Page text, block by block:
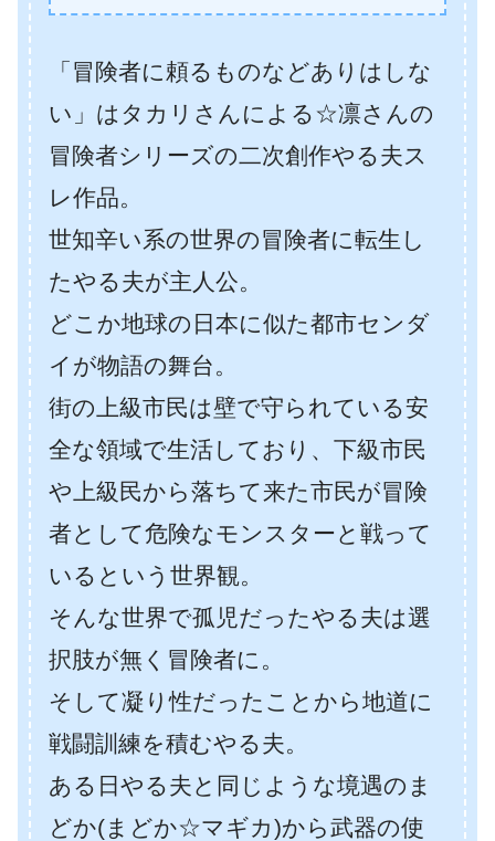
「冒険者に頼るものなどありはしな
い」はタカリさんによる☆凛さんの
冒険者シリーズの二次創作やる夫ス
レ作品。
世知辛い系の世界の冒険者に転生し
たやる夫が主人公。
どこか地球の日本に似た都市センダ
イが物語の舞台。
街の上級市民は壁で守られている安
全な領域で生活しており、下級市民
や上級民から落ちて来た市民が冒険
者として危険なモンスターと戦って
いるという世界観。
そんな世界で孤児だったやる夫は選
択肢が無く冒険者に。
そして凝り性だったことから地道に
戦闘訓練を積むやる夫。
ある日やる夫と同じような境遇のま
どか(まどか☆マギカ)から武器の使